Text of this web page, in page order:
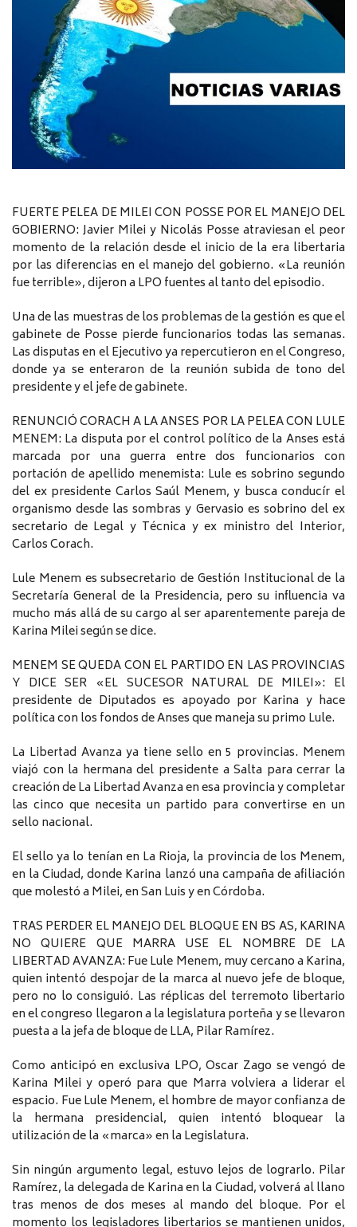
FUERTE PELEA DE MILEI CON POSSE POR EL MANEJO DEL
GOBIERNO: Javier Milei y Nicolás Posse atraviesan el peor
momento de la relación desde el inicio de la era libertaria
por las diferencias en el manejo del gobierno. «La reunión
fue terrible», dijeron a LPO fuentes al tanto del episodio.
Una de las muestras de los problemas de la gestión es que el
gabinete de Posse pierde funcionarios todas las semanas.
Las disputas en el Ejecutivo ya repercutieron en el Congreso,
donde ya se enteraron de la reunión subida de tono del
presidente y el jefe de gabinete.
RENUNCIÓ CORACH A LA ANSES POR LA PELEA CON LULE
MENEM: La disputa por el control político de la Anses está
marcada por una guerra entre dos funcionarios con
portación de apellido menemista: Lule es sobrino segundo
del ex presidente Carlos Saúl Menem, y busca conducír el
organismo desde las sombras y Gervasio es sobrino del ex
secretario de Legal y Técnica y ex ministro del Interior,
Carlos Corach.
Lule Menem es subsecretario de Gestión Institucional de la
Secretaría General de la Presidencia, pero su influencia va
mucho más allá de su cargo al ser aparentemente pareja de
Karina Milei según se dice.
MENEM SE QUEDA CON EL PARTIDO EN LAS PROVINCIAS
Y DICE SER «EL SUCESOR NATURAL DE MILEI»: El
presidente de Diputados es apoyado por Karina y hace
política con los fondos de Anses que maneja su primo Lule.
La Libertad Avanza ya tiene sello en 5 provincias. Menem
viajó con la hermana del presidente a Salta para cerrar la
creación de La Libertad Avanza en esa provincia y completar
las cinco que necesita un partido para convertirse en un
sello nacional.
El sello ya lo tenían en La Rioja, la provincia de los Menem,
en la Ciudad, donde Karina lanzó una campaña de afiliación
que molestó a Milei, en San Luis y en Córdoba.
TRAS PERDER EL MANEJO DEL BLOQUE EN BS AS, KARINA
NO QUIERE QUE MARRA USE EL NOMBRE DE LA
LIBERTAD AVANZA: Fue Lule Menem, muy cercano a Karina,
quien intentó despojar de la marca al nuevo jefe de bloque,
pero no lo consiguió. Las réplicas del terremoto libertario
en el congreso llegaron a la legislatura porteña y se llevaron
puesta a la jefa de bloque de LLA, Pilar Ramírez.
Como anticipó en exclusiva LPO, Oscar Zago se vengó de
Karina Milei y operó para que Marra volviera a liderar el
espacio. Fue Lule Menem, el hombre de mayor confianza de
la hermana presidencial, quien intentó bloquear la
utilización de la «marca» en la Legislatura.
Sin ningún argumento legal, estuvo lejos de lograrlo. Pilar
Ramírez, la delegada de Karina en la Ciudad, volverá al llano
tras menos de dos meses al mando del bloque. Por el